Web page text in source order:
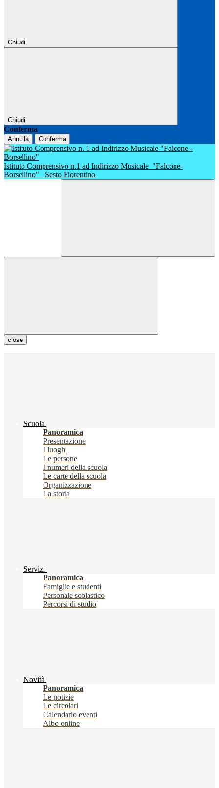
Chiudi
Chiudi
Conferma
Annulla Conferma
Istituto Comprensivo n.1 ad Indirizzo Musicale "Falcone-
Borsellino"
Sesto Fiorentino
close
Scuola
Panoramica
Presentazione
I luoghi
Le persone
I numeri della scuola
Le carte della scuola
Organizzazione
La storia
Servizi
Panoramica
Famiglie e studenti
Personale scolastico
Percorsi di studio
Novità
Panoramica
Le notizie
Le circolari
Calendario eventi
Albo online